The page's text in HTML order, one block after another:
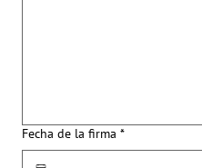
Fecha de la firma *